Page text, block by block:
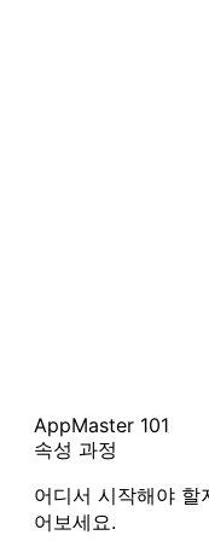
AppMaster 101
속성 과정
어디서 시작해야
어보세요.